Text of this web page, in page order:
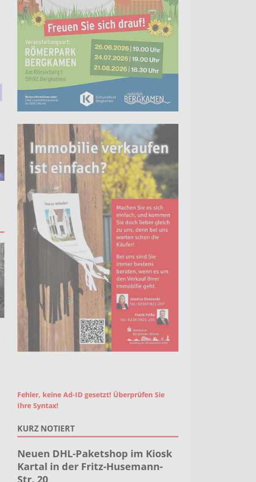
Fehler, keine Ad-ID gesetzt! Überprüfen Sie
Ihre Syntax!
KURZ NOTIERT
Neuen DHL-Paketshop im Kiosk
Kartal in der Fritz-Husemann-
Str. 20